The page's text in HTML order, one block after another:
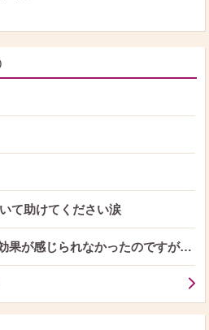
て助けてください涙
果が感じられなかったのですが…